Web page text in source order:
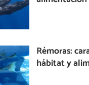
Rémoras:
hábitat y